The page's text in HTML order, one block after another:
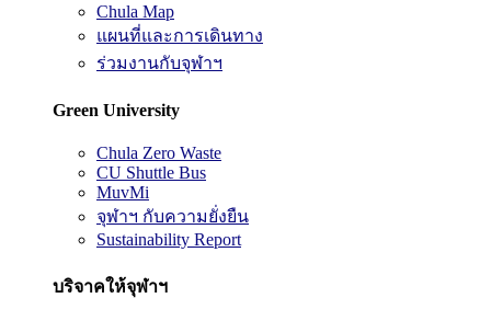
Chula Map
แผนที่และการเดินทาง
ร่วมงานกับจุฬาฯ
Green University
Chula Zero Waste
CU Shuttle Bus
MuvMi
จุฬาฯ กับความยั่งยืน
Sustainability Report
บริจาคให้จุฬาฯ